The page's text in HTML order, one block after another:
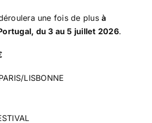
une fois de plusà
du 3 au 5 juillet 2026.
LISBONNE